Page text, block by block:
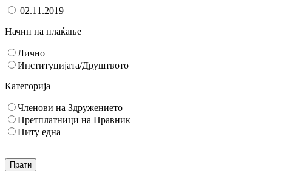
02.11.2019
Начин на плаќање
Лично
Институцијата/Друштвото
Категорија
Членови на Здружението
Претплатници на Правник
Ниту една